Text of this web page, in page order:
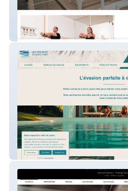
Energy Studio Pilates
Les Piscines De Marie Laure